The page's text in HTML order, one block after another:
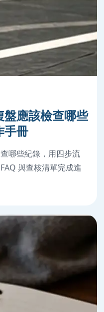
應該檢查哪些
手冊
哪些紀錄，用四步流
與查核清單完成進